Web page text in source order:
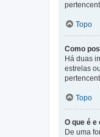
Topo
Como
Há duas
estrelas
Topo
O que é
De uma